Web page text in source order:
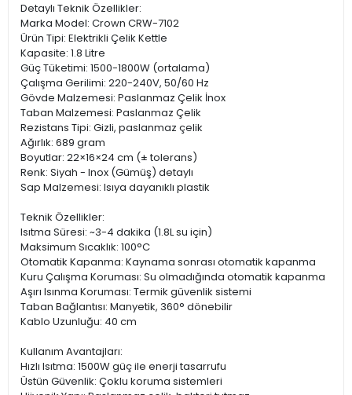
Detaylı Teknik Özellikler:
Marka Model: Crown CRW-7102
Ürün Tipi: Elektrikli Çelik Kettle
Kapasite: 1.8 Litre
Güç Tüketimi: 1500-1800W (ortalama)
Çalışma Gerilimi: 220-240V, 50/60 Hz
Gövde Malzemesi: Paslanmaz Çelik İnox
Taban Malzemesi: Paslanmaz Çelik
Rezistans Tipi: Gizli, paslanmaz çelik
Ağırlık: 689 gram
Boyutlar: 22×16×24 cm (± tolerans)
Renk: Siyah - Inox (Gümüş) detaylı
Sap Malzemesi: Isıya dayanıklı plastik
Teknik Özellikler:
Isıtma Süresi: ~3-4 dakika (1.8L su için)
Maksimum Sıcaklık: 100°C
Otomatik Kapanma: Kaynama sonrası otomatik kapanma
Kuru Çalışma Koruması: Su olmadığında otomatik kapanma
Aşırı Isınma Koruması: Termik güvenlik sistemi
Taban Bağlantısı: Manyetik, 360° dönebilir
Kablo Uzunluğu: 40 cm
Kullanım Avantajları:
Hızlı Isıtma: 1500W güç ile enerji tasarrufu
Üstün Güvenlik: Çoklu koruma sistemleri